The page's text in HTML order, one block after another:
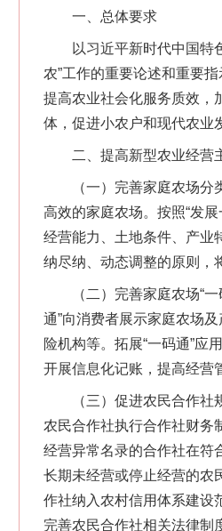
一、总体要求
以习近平新时代中国特色
农”工作的重要论述和重要
提高农业社会化服务质效，
体，促进小农户和现代农业
二、提高新型农业经营
（一）完善家庭农场分类
高效的家庭农场。按照“发
经营能力、土地条件、产业
纳尽纳、动态调整的原则，
（二）完善家庭农场“一
通”向消费者展示家庭农场
险机构等。拓展“一码通”应
开展信息化记账，提高经营
（三）促进农民合作社规
农民合作社执行合作社财务
经营异常名录的合作社在符
长期未经营或停止经营的农
作社纳入农村信用体系建设
完善农民合作社相关法律制